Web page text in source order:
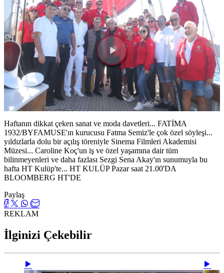
Videoyu
Oynat
Haftanın dikkat çeken sanat ve moda davetleri... FATİMA
1932/BYFAMUSE'ın kurucusu Fatma Semiz'le çok özel söyleşi...
yıldızlarla dolu bir açılış töreniyle Sinema Filmleri Akademisi
Müzesi... Caroline Koç'un iş ve özel yaşamına dair tüm
bilinmeyenleri ve daha fazlası Sezgi Sena Akay'ın sunumuyla bu
hafta HT Kulüp'te... HT KULÜP Pazar saat 21.00'DA
BLOOMBERG HT'DE
Paylaş
REKLAM
İlginizi Çekebilir